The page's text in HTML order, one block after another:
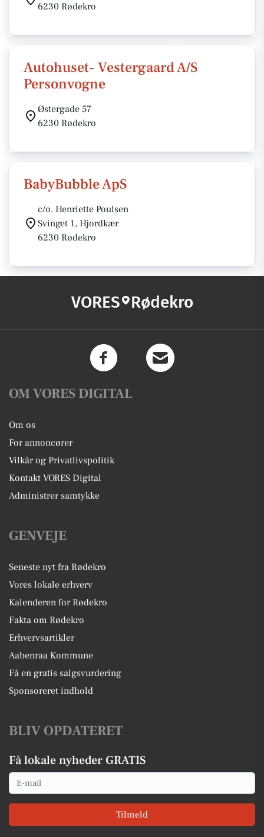
6230 Rødekro
Autohuset- Vestergaard A/S
Personvogne
Østergade 57
6230 Rødekro
BabyBubble ApS
c/o. Henriette Poulsen
Svinget 1, Hjordkær
6230 Rødekro
VORES Rødekro
OM VORES DIGITAL
Om os
For annoncører
Vilkår og Privatlivspolitik
Kontakt VORES Digital
Administrer samtykke
GENVEJE
Seneste nyt fra Rødekro
Vores lokale erhverv
Kalenderen for Rødekro
Fakta om Rødekro
Erhvervsartikler
Aabenraa Kommune
Få en gratis salgsvurdering
Sponsoreret indhold
BLIV OPDATERET
Få lokale nyheder GRATIS
Email
Tilmeld